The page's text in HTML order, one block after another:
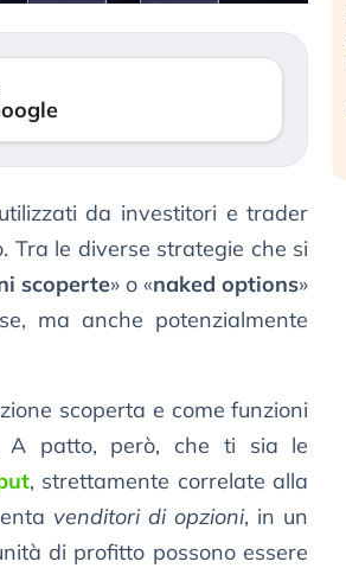
da investitori e trader
Tra le diverse strategie che si
scoperte» o «naked options»
ma anche potenzialmente
scoperta e come funzioni
A patto, però, che ti sia le
, strettamente correlate alla
venditori di opzioni, in un
di profitto possono essere
mentre gli investitori retail (…)
luglio 2026